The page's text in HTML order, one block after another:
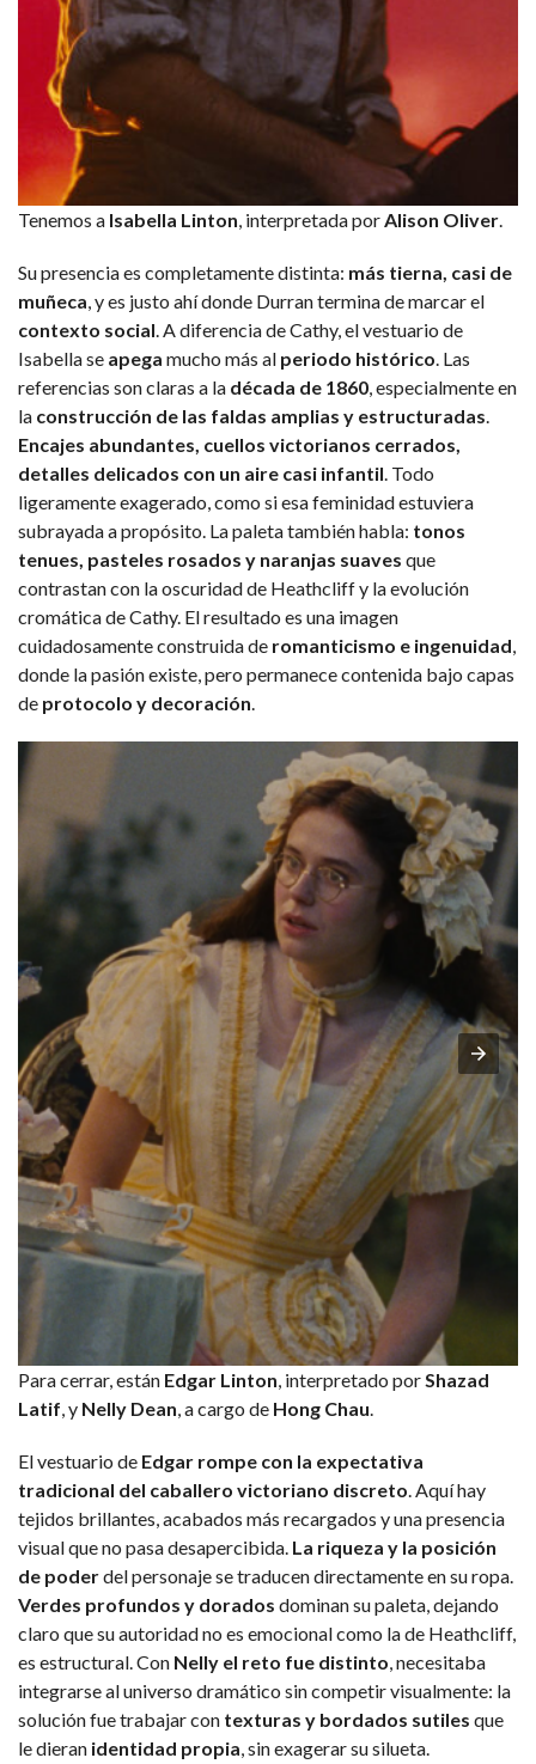
Tenemos a Isabella Linton, interpretada porAlison Oliver.
Su presencia es completamente distinta: más tierna, casi de
muñeca, y es justo ahí donde Durran termina de marcar el
contexto social. A diferencia de Cathy, el vestuario de
Isabella se apega mucho más al periodo histórico. Las
referencias son claras a la década de 1860, especialmente en
la construcción de las faldas amplias y estructuradas.
Encajes abundantes, cuellos victorianos cerrados,
detalles delicados con un aire casi infantil. Todo
ligeramente exagerado, como si esa feminidad estuviera
subrayada a propósito. La paleta también habla: tonos
tenues, pasteles rosados y naranjas suaves que
contrastan con la oscuridad de Heathcliff y la evolución
cromática de Cathy. El resultado es una imagen
cuidadosamente construida de romanticismo e ingenuidad,
donde la pasión existe, pero permanece contenida bajo capas
de protocolo y decoración.
Para cerrar, están Edgar Linton, interpretado porShazad
Latif, y Nelly Dean, a cargo de Hong Chau.
El vestuario de Edgar rompe con la expectativa
tradicional del caballero victoriano discreto. Aquí hay
tejidos brillantes, acabados más recargados y una presencia
visual que no pasa desapercibida. La riqueza y la posición
de poderdel personaje se traducen directamente en su ropa.
Verdes profundos y dorados dominan su paleta, dejando
claro que su autoridad no es emocional como la de Heathcliff,
es estructural. Con Nelly el reto fue distinto,necesitaba
integrarse al universo dramático sin competir visualmente: la
solución fue trabajar con texturas y bordados sutiles que
le dieran identidad propia, sin exagerar su silueta.